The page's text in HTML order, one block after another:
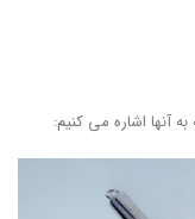
آنها اشاره می کنیم: